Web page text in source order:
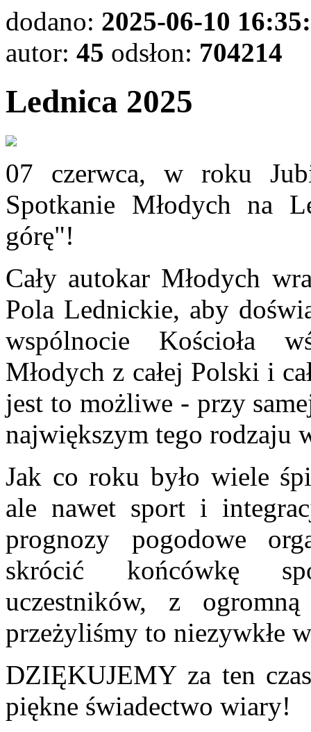
dodano: 2025-06-10
autor: 45 odsłon: 704214
Lednica 2025
07 czerwca, w roku
Spotkanie Młodych na
górę"!
Cały autokar Młodych
Pola Lednickie, aby
wspólnocie Kościoła
Młodych z całej Polski i
jest to możliwe - przy
największym tego rodzaju
Jak co roku było wiele
ale nawet sport i
prognozy pogodowe
skrócić końcówkę
uczestników, z
przeżyliśmy to niezywkłe
DZIĘKUJEMY za ten
piękne świadectwo wiary!